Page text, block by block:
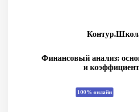
Финансовый анализ:
и
100% онлайн